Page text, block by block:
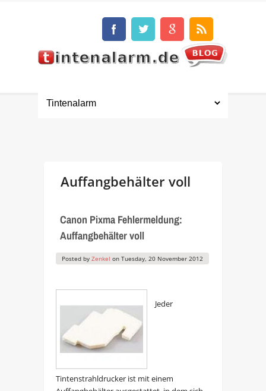
Auffangbehälter voll
Canon Pixma Fehlermeldung:
Auffangbehälter voll
Posted by Zenkel on Tuesday, 20 November 2012
Jeder
Tintenstrahldrucker ist mit einem